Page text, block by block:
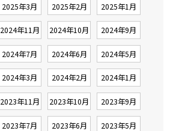
2025年3月 2025年2月 2025年1月
2024年11月 2024年10月 2024年9月
2024年7月 2024年6月 2024年5月
2024年3月 2024年2月 2024年1月
2023年11月 2023年10月 2023年9月
2023年7月 2023年6月 2023年5月